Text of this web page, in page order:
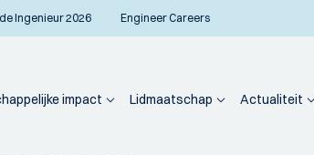
Ingenieur 2026 Engineer Careers
impact Lidmaatschap Actualiteit